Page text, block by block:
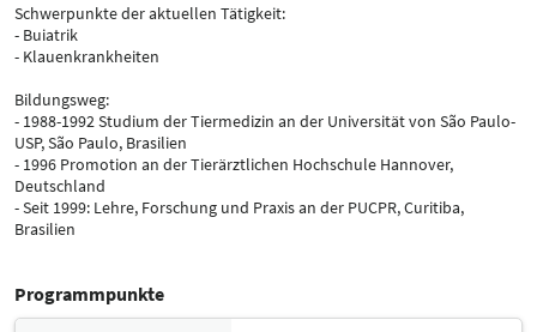
Schwerpunkte der aktuellen Tätigkeit:
- Buiatrik
- Klauenkrankheiten
Bildungsweg:
- 1988-1992 Studium der Tiermedizin an der Universität von São Paulo-
USP, São Paulo, Brasilien
- 1996 Promotion an der Tierärztlichen Hochschule Hannover,
Deutschland
- Seit 1999: Lehre, Forschung und Praxis an der PUCPR, Curitiba,
Brasilien
Programmpunkte